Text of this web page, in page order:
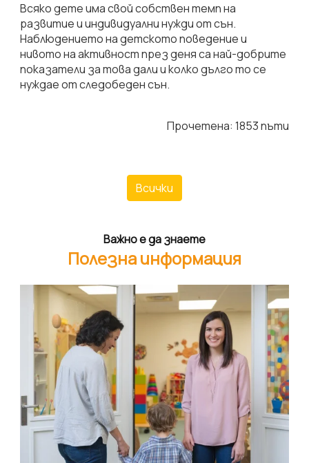
Всяко дете има свой собствен темп на
развитие и индивидуални нужди от сън.
Наблюдението на детското поведение и
нивото на активност през деня са най-добрите
показатели за това дали и колко дълго то се
нуждае от следобеден сън.
Прочетена: 1853 пъти
Всички
Важно е да знаете
Полезна информация